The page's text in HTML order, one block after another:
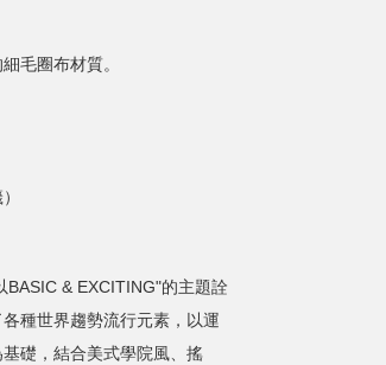
毛圈布材質。
& EXCITING"的主題詮
種世界趨勢流行元素，以運
礎，結合美式學院風、搖